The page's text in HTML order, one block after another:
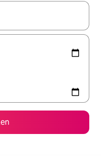
zijn, maak je een keuze